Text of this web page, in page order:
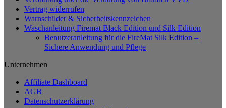
Vertrag widerrufen
Warnschilder & Sicherheitskennzeichen
Waschanleitung Firemat Black Edition und Silk Edition
Benutzeranleitung für die FireMat Silk Edition –
Sichere Anwendung und Pflege
Unternehmen
Affiliate Dashboard
AGB
Datenschutzerklärung